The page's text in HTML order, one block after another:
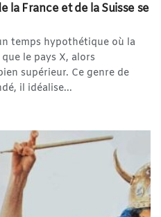
la France et de la Suisse se
temps hypothétique où la
le pays X, alors
supérieur. Ce genre de
il idéalise...